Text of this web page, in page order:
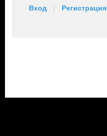
Вход | Регистрация